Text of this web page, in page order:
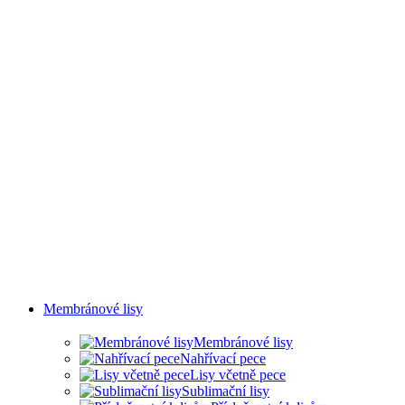
Membránové lisy
Membránové lisy
Nahřívací pece
Lisy včetně pece
Sublimační lisy